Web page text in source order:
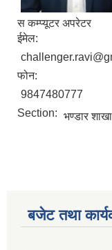
स कम्प्यूटर अपरेटर
ईमेल:
फोन:
9847480777
Section: भण्डार शाखा
बजेट तथा